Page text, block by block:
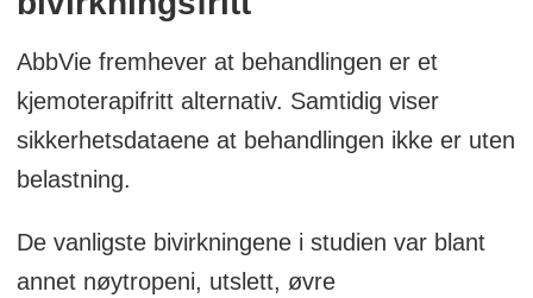
AbbVie fremhever at behandlingen er et
kjemoterapifritt alternativ. Samtidig viser
sikkerhetsdataene at behandlingen ikke er uten
belastning.
De vanligste bivirkningene i studien var blant
annet nøytropeni, utslett, øvre